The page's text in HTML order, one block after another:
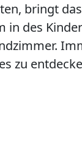
bringt
in des
zu